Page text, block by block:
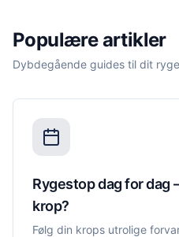
Populære artikler
Dybdegående guides til dit
Rygestop dag for dag
krop?
Følg din krops utrolige